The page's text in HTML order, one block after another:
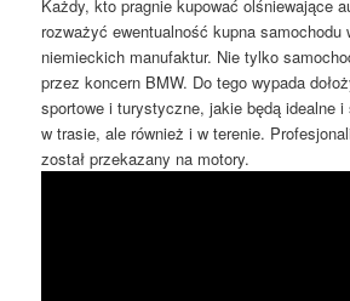
Każdy, kto pragnie kupować olśniewające
rozważyć ewentualność kupna samochodu
niemieckich manufaktur. Nie tylko
przez koncern BMW. Do tego wypada
sportowe i turystyczne, jakie będą idealne
w trasie, ale również i w terenie.
został przekazany na motory.